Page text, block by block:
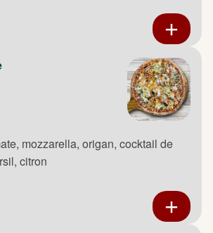
mozzarella, origan, cocktail de
citron